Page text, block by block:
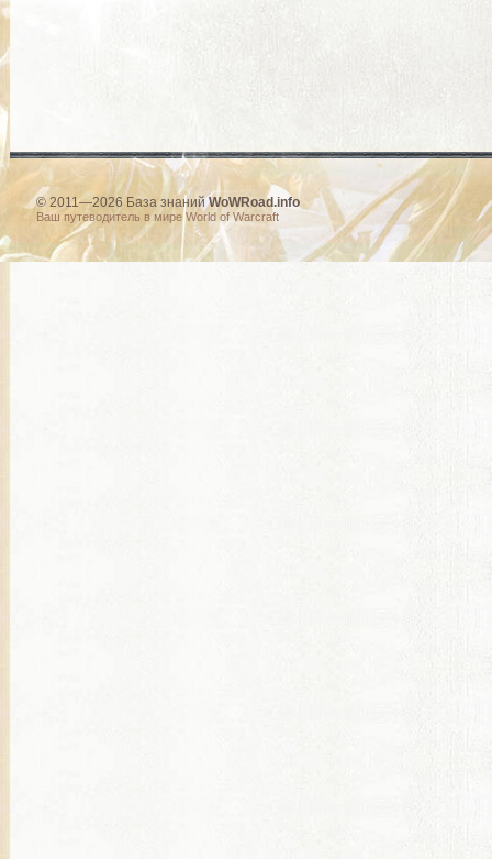
© 2011—2026 База знанийWoWRoad.info
Ваш путеводитель в мире World of Warcraft